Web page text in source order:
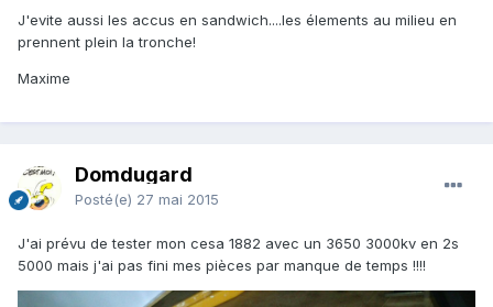
J'evite aussi les accus en sandwich....les élements au milieu en
prennent plein la tronche!
Maxime
Domdugard
Posté(e) 27 mai 2015
J'ai prévu de tester mon cesa 1882 avec un 3650 3000kv en 2s
5000 mais j'ai pas fini mes pièces par manque de temps !!!!